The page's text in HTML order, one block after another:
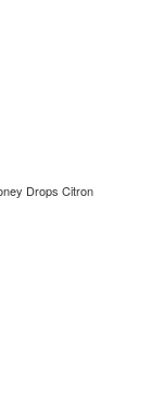
Drops Citron